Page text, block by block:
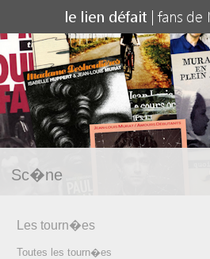
Sc�ne
Les tourn�es
Toutes les tourn�es